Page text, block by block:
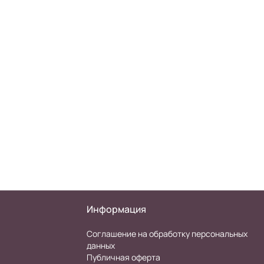
Информация
Соглашение на обработку персональных
данных
Публичная оферта